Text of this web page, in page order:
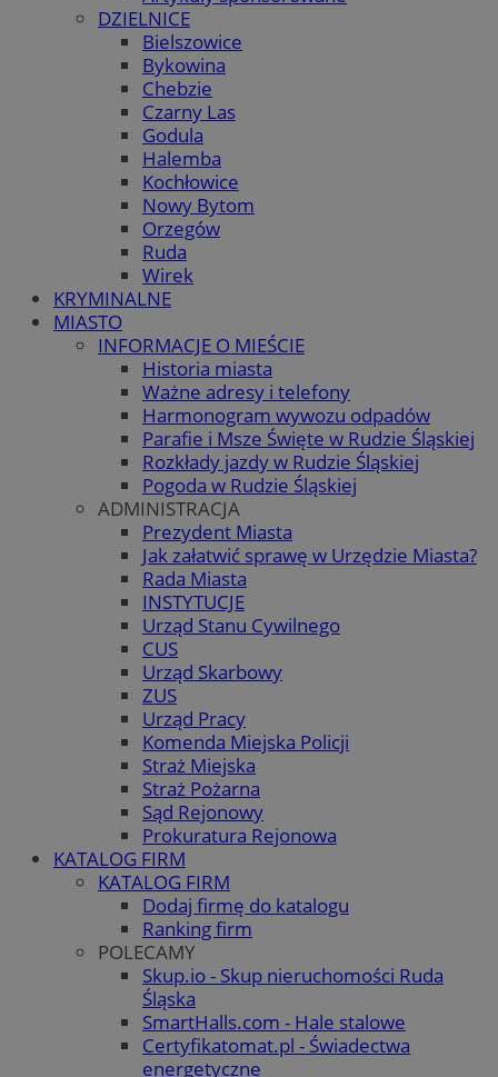
DZIELNICE
Bielszowice
Bykowina
Chebzie
Czarny Las
Godula
Halemba
Kochłowice
Nowy Bytom
Orzegów
Ruda
Wirek
KRYMINALNE
MIASTO
INFORMACJE O MIEŚCIE
Historia miasta
Ważne adresy i telefony
Harmonogram wywozu odpadów
Parafie i Msze Święte w Rudzie Śląskiej
Rozkłady jazdy w Rudzie Śląskiej
Pogoda w Rudzie Śląskiej
ADMINISTRACJA
Prezydent Miasta
Jak załatwić sprawę w Urzędzie Miasta?
Rada Miasta
INSTYTUCJE
Urząd Stanu Cywilnego
CUS
Urząd Skarbowy
ZUS
Urząd Pracy
Komenda Miejska Policji
Straż Miejska
Straż Pożarna
Sąd Rejonowy
Prokuratura Rejonowa
KATALOG FIRM
KATALOG FIRM
Dodaj firmę do katalogu
Ranking firm
POLECAMY
Skup.io - Skup nieruchomości Ruda
Śląska
SmartHalls.com - Hale stalowe
Certyfikatomat.pl - Świadectwa
energetyczne